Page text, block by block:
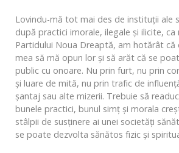
Lovindu-mă tot mai des de instituții ale
după practici imorale, ilegale și ilicite, ca
Partidului Noua Dreaptă, am hotărât
mea să mă opun lor și să arăt că se
public cu onoare. Nu prin furt, nu prin
şi luare de mită, nu prin trafic de
şantaj sau alte mizerii. Trebuie să
bunele practici, bunul simţ și morala
stâlpii de susținere ai unei societăți
se poate dezvolta sănătos fizic şi